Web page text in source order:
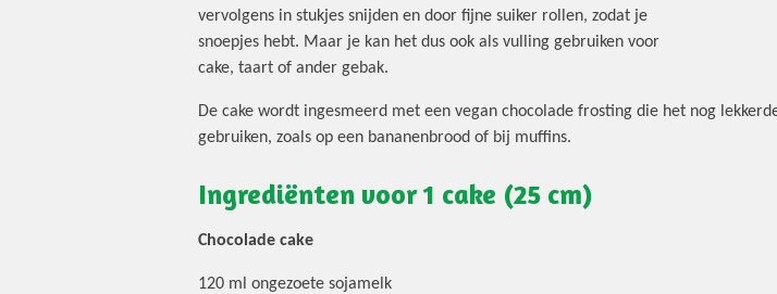
vervolgens in stukjes snijden en door fijne suiker rollen, zodat je
snoepjes hebt. Maar je kan het dus ook als vulling gebruiken voor
cake, taart of ander gebak.
De cake wordt ingesmeerd met een vegan chocolade frosting die het nog
gebruiken, zoals op een bananenbrood of bij muffins.
Ingrediënten voor 1 cake (25 cm)
Chocolade cake
120 ml ongezoete sojamelk